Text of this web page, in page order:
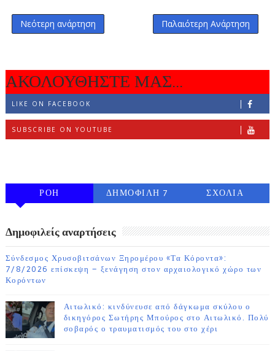
Νεότερη ανάρτηση Παλαιότερη Ανάρτηση
ΑΚΟΛΟΥΘΗΣΤΕ ΜΑΣ...
LIKE ON FACEBOOK
SUBSCRIBE ON YOUTUBE
ΡΟΗ
ΔΗΜΟΦΙΛΗ 7
ΣΧΟΛΙΑ
Δημοφιλείς αναρτήσεις
Σύνδεσμος Χρυσοβιτσάνων Ξηρομέρου «Τα Κόροντα»:
7/8/2026 επίσκεψη – ξενάγηση στον αρχαιολογικό χώρο των
Κορόντων
Αιτωλικό: κινδύνευσε από δάγκωμα σκύλου ο
δικηγόρος Σωτήρης Μπούρος στο Αιτωλικό. Πολύ
σοβαρός ο τραυματισμός του στο χέρι